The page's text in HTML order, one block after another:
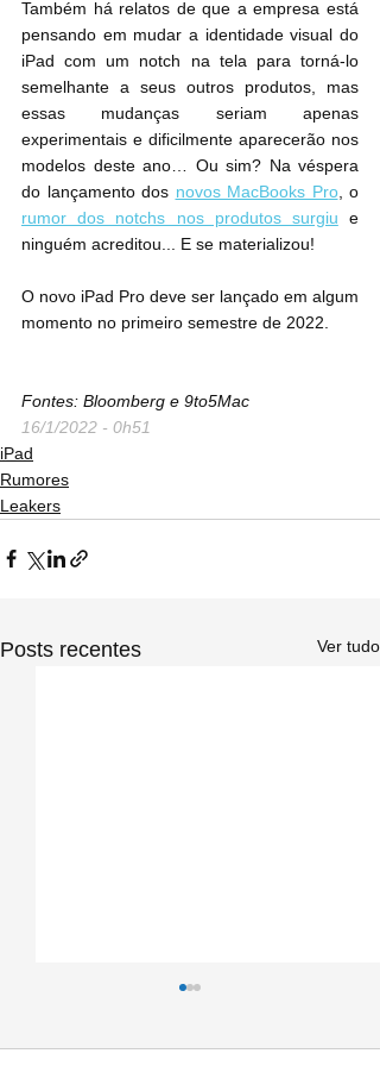
Também há relatos de que a empresa está
pensando em mudar a identidade visual do
iPad com um notch na tela para torná-lo
semelhante a seus outros produtos, mas
essas mudanças seriam apenas
experimentais e dificilmente aparecerão nos
modelos deste ano… Ou sim? Na véspera
do lançamento dos novos MacBooks Pro
rumor dos notchs nos produtos surgiu e
ninguém acreditou... E se materializou!
O novo iPad Pro deve ser lançado em algum
momento no primeiro semestre de 2022.
Fontes: Bloomberg e 9to5Mac
16/1/2022 - 0h51
iPad
Rumores
Leakers
Posts recentes Ver tudo